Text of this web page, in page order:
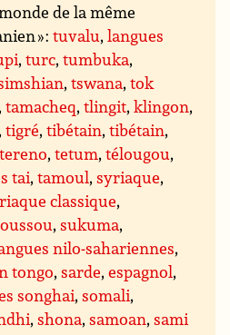
de la même
» :tuvalu,langues
,turc,tumbuka,
,tswana,tok
,tamacheq,tlingit,klingon,
,tigré,tibétain,tibétain,
tereno,tetum,télougou,
tai,tamoul,syriaque,
classique,
,sukuma,
nilo-sahariennes,
tongo,sarde,espagnol,
songhai,somali,
,shona,samoan,sami